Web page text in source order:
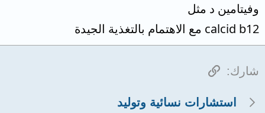
وفيتامين د مثل
calcid b12 مع الاهتمام بالتغذية الجيدة
شارك: الرابط
استشارات نسائية وتوليد